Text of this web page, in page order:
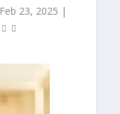
Feb 23, 2025 |